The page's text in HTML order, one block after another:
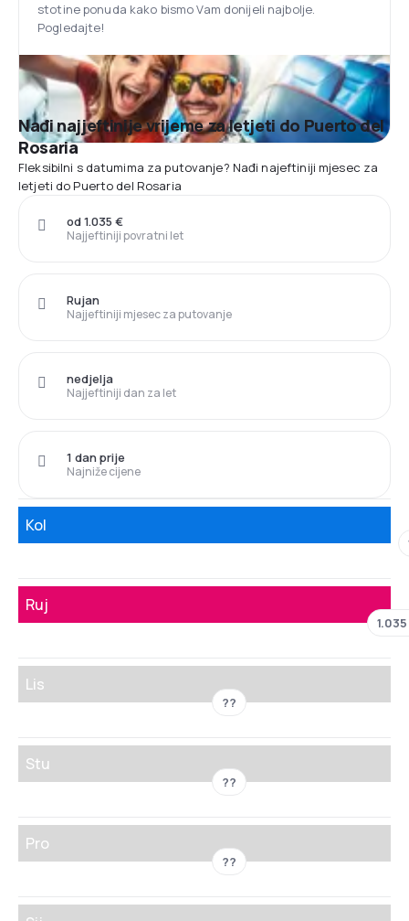
stotine ponuda kako bismo Vam donijeli najbolje.
Pogledajte!
Nađi najjeftinije vrijeme za letjeti do Puerto del
Rosaria
Fleksibilni s datumima za putovanje? Nađi najeftiniji mjesec za
letjeti do Puerto del Rosaria
Najjeftiniji povratni let
od 1.035 €
Najjeftiniji mjesec za putovanje
Rujan
Najjeftiniji dan za let
nedjelja
Najniže cijene
1 dan prije
Kol
Ruj
Lis
??
Stu
??
Pro
??